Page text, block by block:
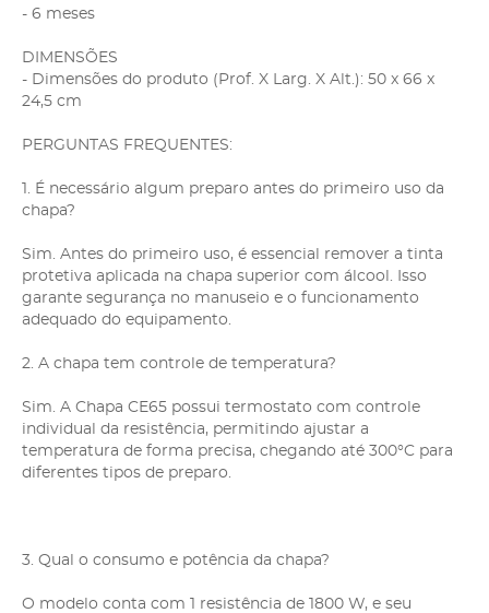
- 6 meses
DIMENSÕES
- Dimensões do produto (Prof. X Larg. X Alt.): 50 x 66 x
24,5 cm
PERGUNTAS FREQUENTES:
1. É necessário algum preparo antes do primeiro uso da
chapa?
Sim. Antes do primeiro uso, é essencial remover a tinta
protetiva aplicada na chapa superior com álcool. Isso
garante segurança no manuseio e o funcionamento
adequado do equipamento.
2. A chapa tem controle de temperatura?
Sim. A Chapa CE65 possui termostato com controle
individual da resistência, permitindo ajustar a
temperatura de forma precisa, chegando até 300°C para
diferentes tipos de preparo.
3. Qual o consumo e potência da chapa?
O modelo conta com 1 resistência de 1800 W, e seu